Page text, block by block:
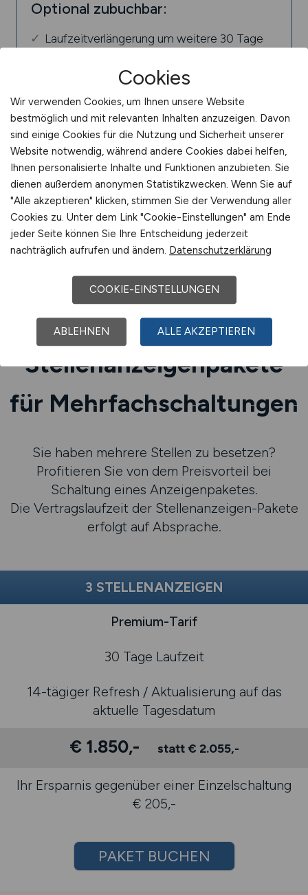
Optional zubuchbar:
Laufzeitverlängerung um weitere 30 Tage
€ 150,-
Stellenanzeigenpakete
für Mehrfachschaltungen
Sie haben mehrere Stellen zu besetzen?
Profitieren Sie von dem Preisvorteil bei
Schaltung eines Anzeigenpaketes.
Die Vertragslaufzeit der Stellenanzeigen-Pakete
erfolgt auf Absprache.
3 STELLENANZEIGEN
Premium-Tarif
30 Tage Laufzeit
14-tägiger Refresh / Aktualisierung auf das
aktuelle Tagesdatum
€ 1.850,- statt € 2.055,-
Ihr Ersparnis gegenüber einer Einzelschaltung
€ 205,-
PAKET BUCHEN
Cookies
Wir verwenden Cookies, um Ihnen unsere Website
bestmöglich und mit relevanten Inhalten anzuzeigen. Davon
sind einige Cookies für die Nutzung und Sicherheit unserer
Website notwendig, während andere Cookies dabei helfen,
Ihnen personalisierte Inhalte und Funktionen anzubieten. Sie
dienen außerdem anonymen Statistikzwecken. Wenn Sie auf
"Alle akzeptieren" klicken, stimmen Sie der Verwendung aller
Cookies zu. Unter dem Link "Cookie-Einstellungen" am Ende
jeder Seite können Sie Ihre Entscheidung jederzeit
nachträglich aufrufen und ändern. Datenschutzerklärung
COOKIE-EINSTELLUNGEN
ABLEHNEN ALLE AKZEPTIEREN